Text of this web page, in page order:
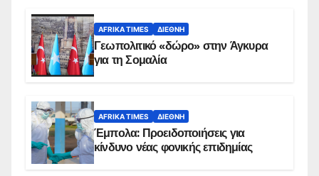
AFRIKA TIMES ΔΙΕΘΝΉ
Γεωπολιτικό «δώρο» στην Άγκυρα
για τη Σομαλία
AFRIKA TIMES ΔΙΕΘΝΉ
Έμπολα: Προειδοποιήσεις για
κίνδυνο νέας φονικής επιδημίας